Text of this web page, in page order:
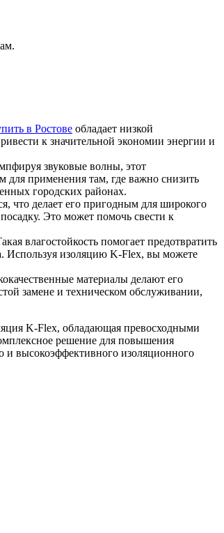
в Ростове обладает низкой
к значительной экономии энергии и
звуковые волны, этот
для применения там, где важно снизить
городских районах.
что делает его пригодным для широкого
Это может помочь свести к
влагостойкость помогает предотвратить
Используя изоляцию K-Flex, вы можете
материалы делают его
замене и техническом обслуживании,
K-Flex, обладающая превосходными
решение для повышения
и высокоэффективного изоляционного